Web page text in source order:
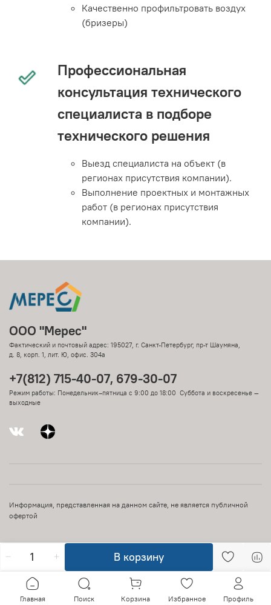
В корзину
Качественно профильтровать воздух
(бризеры)
Профессиональная
консультация технического
специалиста в подборе
технического решения
Выезд специалиста на объект (в
регионах присутствия компании).
Выполнение проектных и монтажных
работ (в регионах присутствия
компании).
ООО "Мерес"
Фактический и почтовый адрес: 195027, г. Санкт-Петербург, пр-т Шаумяна,
д. 8, корп. 1, лит. Ю, офис. 304а
+7(812) 715-40-07, 679-30-07
Режим работы: Понедельник–пятница с 9:00 до 18:00 Суббота и воскресенье —
выходные
Информация, представленная на данном сайте, не является публичной
офертой
Главная Поиск Корзина Избранное Профиль